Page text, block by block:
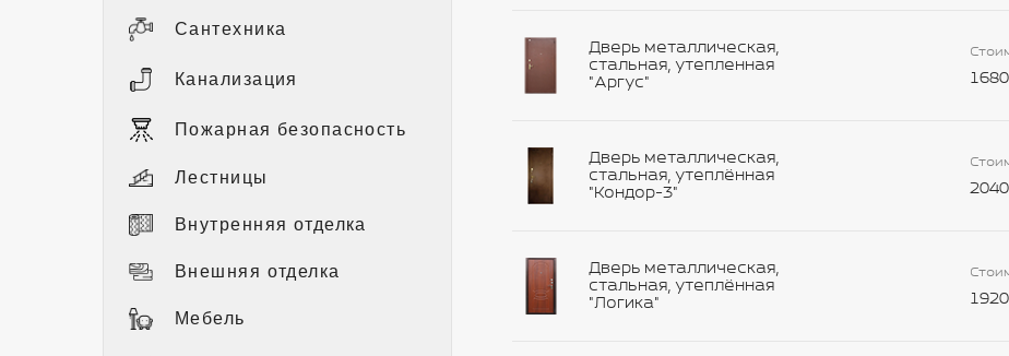
Сантехника
Канализация
Пожарная безопасность
Лестницы
Внутренняя отделка
Внешняя отделка
Мебель
Дверь металлическая,
стальная, утепленная
"Аргус"
Дверь металлическая,
стальная, утеплённая
"Кондор-3"
Дверь металлическая,
стальная, утеплённая
"Логика"